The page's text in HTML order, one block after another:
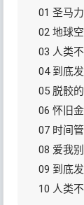
01 圣马
02 地球
03 人类
04 到底
05 脱骹
06 怀旧
07 时间
08 爱我
09 到底
10 人类